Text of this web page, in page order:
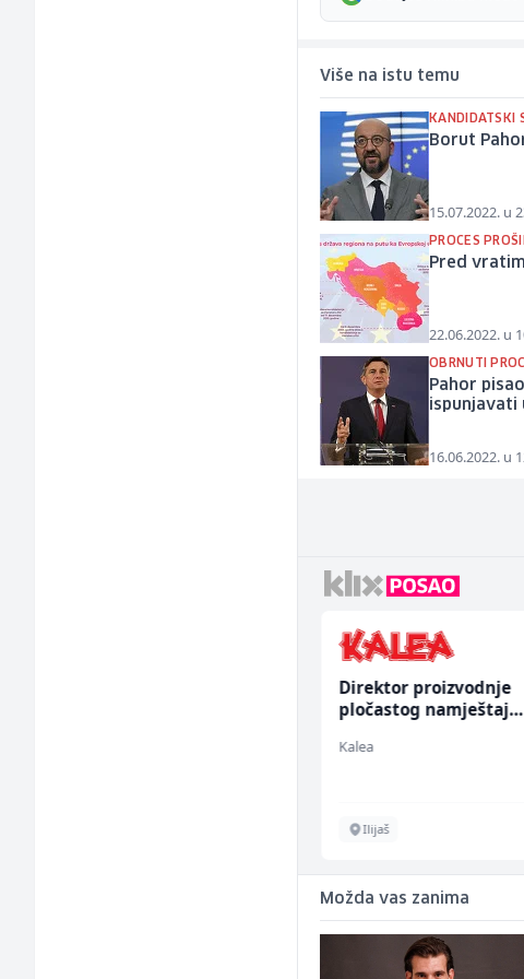
Više na istu temu
KANDIDATSKI
Borut
15.07.2022. u
PROCES
Pred
22.06.2022. u
OBRNUTI
Pahor
ispunjavati
16.06.2022. u
Direktor proizvodnje
pločastog namještaja
Kalea
Ilijaš
Možda vas zanima